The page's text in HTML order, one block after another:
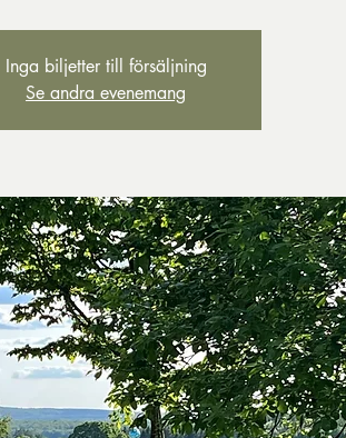
Inga biljetter till försäljning
Se andra evenemang